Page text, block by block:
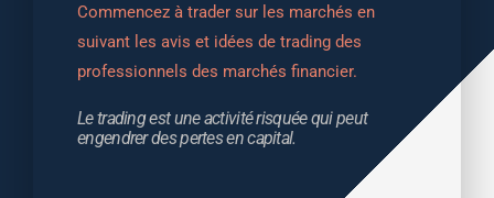
Commencez à trader sur les marchés en
suivant les avis et idées de trading des
professionnels des marchés financier.
Le trading est une activité risquée qui peut
engendrer des pertes en capital.